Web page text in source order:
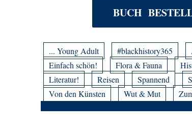
BUCH
... Young Adult #blackhistory365
Einfach schön!
Flora & Fauna
Literatur!
Reisen Spannend
Von den Künsten
Wut & Mut